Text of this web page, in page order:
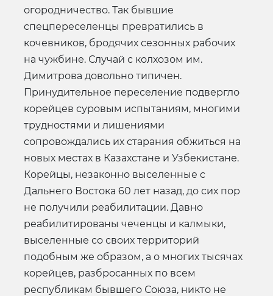
огородничество. Так бывшие
спецпереселенцы превратились в
кочевников, бродячих сезонных рабочих
на чужбине. Случай с колхозом им.
Димитрова довольно типичен.
Принудительное переселение подвергло
корейцев суровым испытаниям, многими
трудностями и лишениями
сопровождались их старания обжиться на
новых местах в Казахстане и Узбекистане.
Корейцы, незаконно выселенные с
Дальнего Востока 60 лет назад, до сих пор
не получили реабилитации. Давно
реабилитированы чеченцы и калмыки,
выселенные со своих территорий
подобным же образом, а о многих тысячах
корейцев, разбросанных по всем
республикам бывшего Союза, никто не